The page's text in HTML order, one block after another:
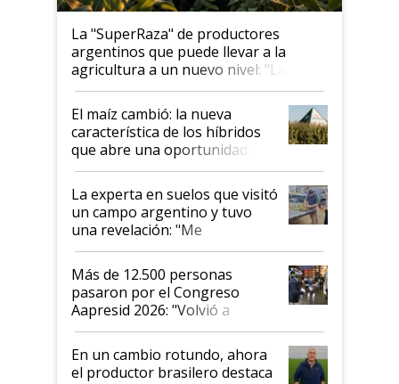
La "SuperRaza" de productores
argentinos que puede llevar a la
agricultura a un nuevo nivel: "Las
posibilidades de crecimiento son
infinitas"
El maíz cambió: la nueva
característica de los híbridos
que abre una oportunidad en
el lote
La experta en suelos que visitó
un campo argentino y tuvo
una revelación: "Me
impresionó mucho"
Más de 12.500 personas
pasaron por el Congreso
Aapresid 2026: "Volvió a
demostrar que hablar del
suelo es hablar de todo el
sistema productivo"
En un cambio rotundo, ahora
el productor brasilero destaca